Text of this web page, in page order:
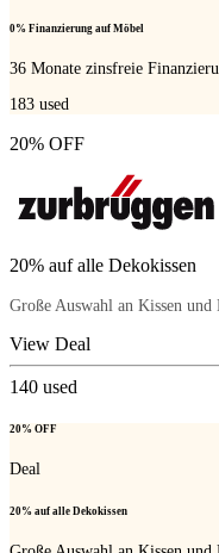
0% Finanzierung auf Möbel
36 Monate zinsfreie
183 used
20% OFF
20% auf alle Dekokissen
Große Auswahl an Kissen und
View Deal
140 used
20% OFF
Deal
20% auf alle Dekokissen